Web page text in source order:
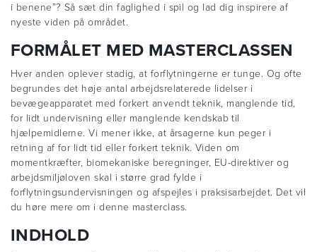
i benene”? Så sæt din faglighed i spil og lad dig inspirere af
nyeste viden på området.
FORMÅLET MED MASTERCLASSEN
Hver anden oplever stadig, at forflytningerne er tunge. Og ofte
begrundes det høje antal arbejdsrelaterede lidelser i
bevægeapparatet med forkert anvendt teknik, manglende tid,
for lidt undervisning eller manglende kendskab til
hjælpemidlerne. Vi mener ikke, at årsagerne kun peger i
retning af for lidt tid eller forkert teknik. Viden om
momentkræfter, biomekaniske beregninger, EU-direktiver og
arbejdsmiljøloven skal i større grad fylde i
forflytningsundervisningen og afspejles i praksisarbejdet. Det vil
du høre mere om i denne masterclass.
INDHOLD